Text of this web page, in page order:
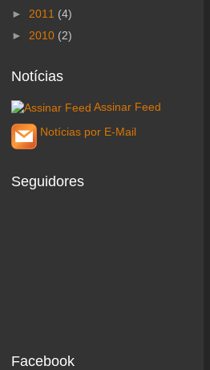
► 2011 (4)
► 2010 (2)
Notícias
Assinar Feed
Notícias por E-Mail
Seguidores
Facebook